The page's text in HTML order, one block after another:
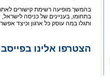
בהמשך מופיעה רשימת קישורים
בתחומו, בעניינים של כניסה
ותגלו במה עוסק כל ארגון וכיצד אפשר
הצטרפו אלינו